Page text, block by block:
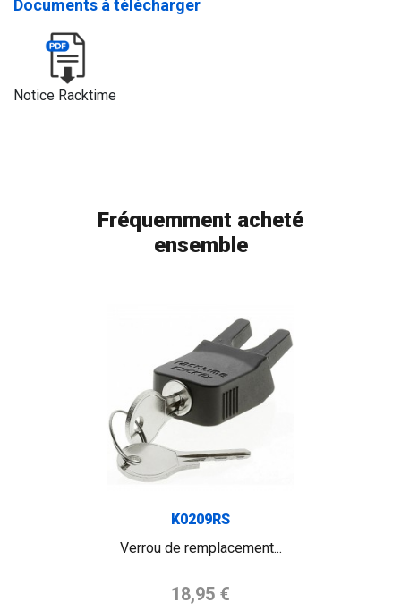
Documents à télécharger
Notice Racktime
Fréquemment acheté
ensemble
K0209RS
Verrou de remplacement...
Prix de base
18,95 €